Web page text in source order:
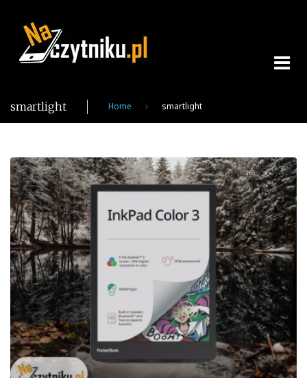
content
smartlight Home smartlight
Tag:
smartlight